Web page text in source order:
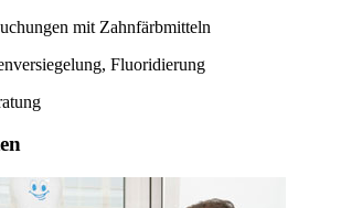
mit Zahnfärbmitteln
Fluoridierung